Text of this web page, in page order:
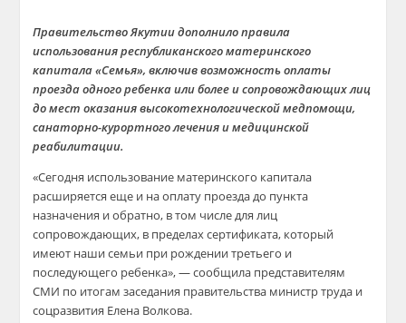
Правительство Якутии дополнило правила
использования республиканского материнского
капитала «Семья», включив возможность оплаты
проезда одного ребенка или более и сопровождающих лиц
до мест оказания высокотехнологической медпомощи,
санаторно-курортного лечения и медицинской
реабилитации.
«Сегодня использование материнского капитала
расширяется еще и на оплату проезда до пункта
назначения и обратно, в том числе для лиц
сопровождающих, в пределах сертификата, который
имеют наши семьи при рождении третьего и
последующего ребенка», — сообщила представителям
СМИ по итогам заседания правительства министр труда и
соцразвития Елена Волкова.